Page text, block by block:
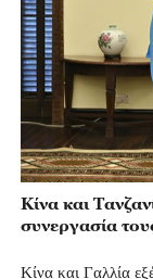
Κίνα και
συνεργασία
Κίνα και Γαλλία